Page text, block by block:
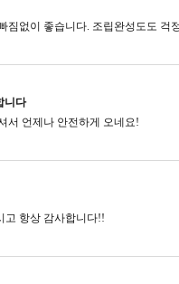
짐없이 좋습니다. 조립완성도도 걱
니다
서 언제나 안전하게 오네요!
고​ 항상 감사합니다!!